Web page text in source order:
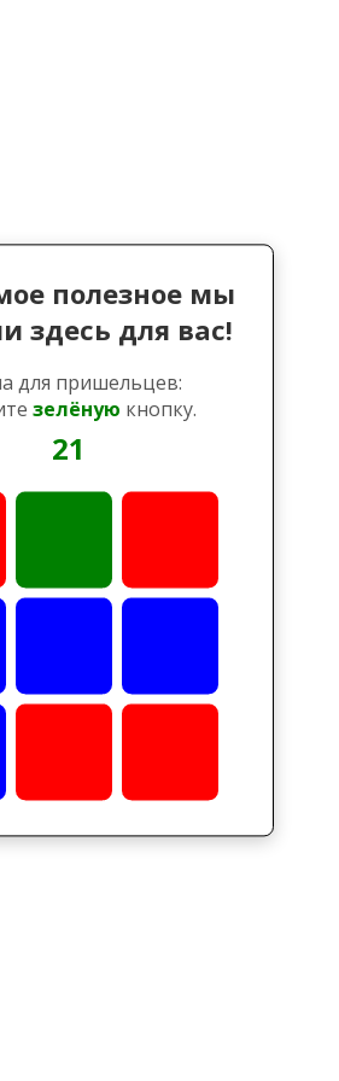
полезное мы
здесь для вас!
для пришельцев:
зелёную кнопку.
21